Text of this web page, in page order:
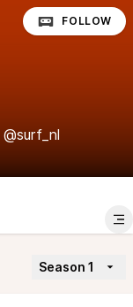
@surf_nl
FOLLOW
Season 1